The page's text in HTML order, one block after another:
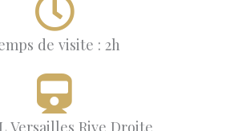
de visite : 2h
Versailles Rive Droite